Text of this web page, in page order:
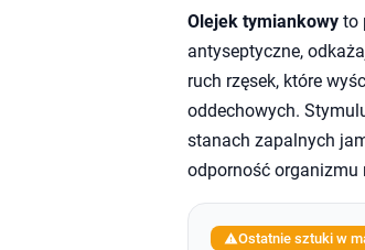
Olejek tymiankowyto
antyseptyczne,
ruch rzęsek, które
oddechowych.
stanach zapalnych
odporność organizmu
Ostatnie sztuki w